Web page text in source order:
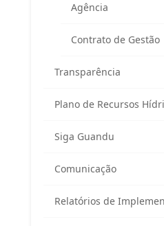
Agência
Contrato de Gestão
Transparência
Plano de Recursos
Siga Guandu
Comunicação
Relatórios de
Área exclusiva
do Comitê